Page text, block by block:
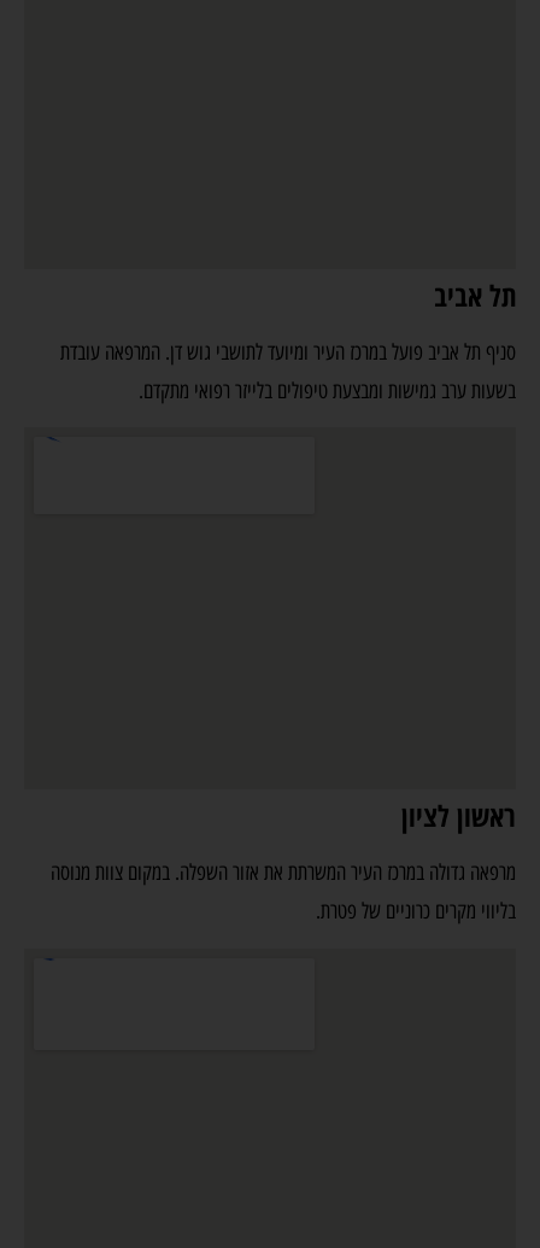
תל אביב
סניף תל אביב פועל במרכז העיר ומיועד לתושבי גוש דן. המרפאה עובדת
בשעות ערב גמישות ומבצעת טיפולים בלייזר רפואי מתקדם.
ראשון לציון
מרפאה גדולה במרכז העיר המשרתת את אזור השפלה. במקום צוות מנוסה
בליווי מקרים כרוניים של פטרת.